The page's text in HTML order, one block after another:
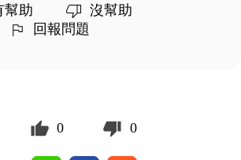
幫助
沒幫助
回報問題
0 0